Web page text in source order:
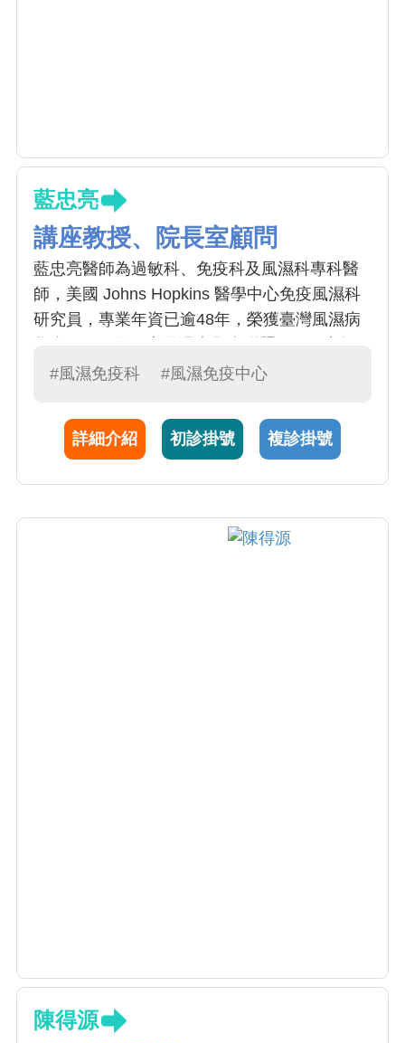
藍忠亮
講座教授、院長室顧問
藍忠亮醫師為過敏科、免疫科及風濕科專科醫
師，美國 Johns Hopkins 醫學中心免疫風濕科
研究員，專業年資已逾48年，榮獲臺灣風濕病
獎，曾任TCR理事長(2009-2011) 。目前擔任中
領域包括自體免疫疾病(如SLE及RA)與結締組
織疾病併發間質肺病變。研究團隊主開發新穎
主持人， 收案人數及品質多次居全球之冠。
#風濕免疫科 #風濕免疫中心
詳細介紹 初診掛號 複診掛號
陳得源